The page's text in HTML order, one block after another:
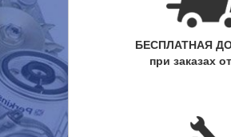
БЕСПЛАТНАЯ
при заказах